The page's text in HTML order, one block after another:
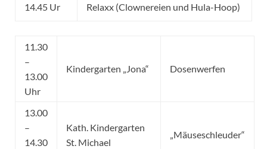
14.45 Ur
Relaxx (Clownereien und Hula-Hoop)
11.30
–
13.00
Uhr
Kindergarten „Jona“ Dosenwerfen
13.00
–
14.30
Kath. Kindergarten
St. Michael
„Mäuseschleuder“